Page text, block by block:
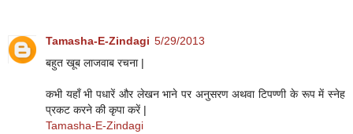
Tamasha-E-Zindagi 5/29/2013
बहुत खूब लाजवाब रचना |
कभी यहाँ भी पधारें और लेखन भाने पर अनुसरण अथवा टिपण्णी के रूप में स्नेह
प्रकट करने की कृपा करें |
Tamasha-E-Zindagi